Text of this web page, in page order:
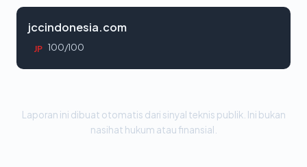
jccindonesia.com
JP 100/100
Laporan ini dibuat otomatis dari sinyal teknis publik. Ini bukan
nasihat hukum atau finansial.